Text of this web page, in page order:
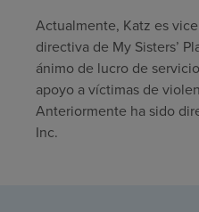
Actualmente, Katz es
directiva de My Sisters’
ánimo de lucro de
apoyo a víctimas de
Anteriormente ha sido
Inc.